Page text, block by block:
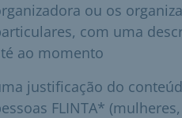
ou os
com uma
ao momento
justificação do
FLINTA*